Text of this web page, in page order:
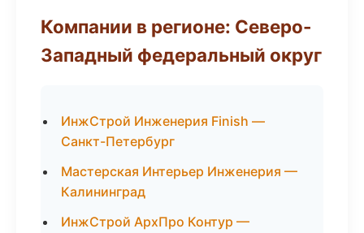
Компании в регионе: Северо-
Западный федеральный округ
ИнжСтрой Инженерия Finish —
Санкт-Петербург
Мастерская Интерьер Инженерия —
Калининград
ИнжСтрой АрхПро Контур —